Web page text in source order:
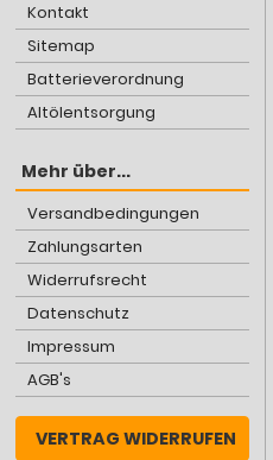
Kontakt
Sitemap
Batterieverordnung
Altölentsorgung
Mehr über...
Versandbedingungen
Zahlungsarten
Widerrufsrecht
Datenschutz
Impressum
AGB's
VERTRAG WIDERRUFEN